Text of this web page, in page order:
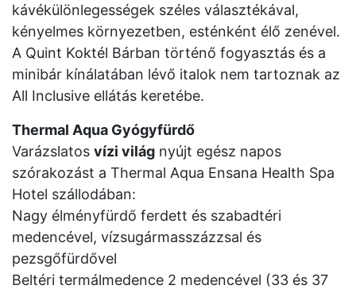
kávékülönlegességek széles választékával,
kényelmes környezetben, esténként élő zenével.
A Quint Koktél Bárban történő fogyasztás és a
minibár kínálatában lévő italok nem tartoznak az
All Inclusive ellátás keretébe.
Thermal Aqua Gyógyfürdő
Varázslatos vízi világ nyújt egész napos
szórakozást a Thermal Aqua Ensana Health Spa
Hotel szállodában:
Nagy élményfürdő ferdett és szabadtéri
medencével, vízsugármasszázzsal és
pezsgőfürdővel
Beltéri termálmedence 2 medencével (33 és 37